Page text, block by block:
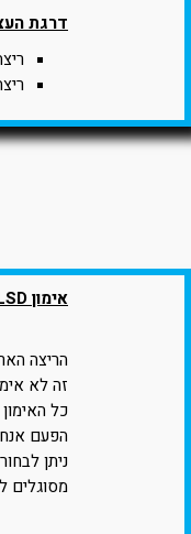
דרגת
אימון LSD (נפח)
הריצה
זה לא
כל
הפעם
ניתן
מסוגלים